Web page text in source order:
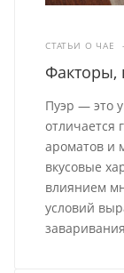
СТАТЬИ О ЧАЕ
Факторы,
Пуэр — это
отличается
ароматов и
вкусовые
влиянием
условий